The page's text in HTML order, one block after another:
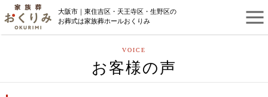
大阪市｜東住吉区・天王寺区・生野区の
お葬式は家族葬ホールおくりみ
VOICE
お客様の声